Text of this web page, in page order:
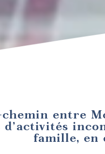
entre
famille, en